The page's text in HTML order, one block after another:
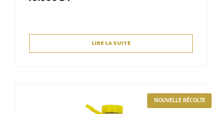
LIRE LA SUITE
NOUVELLE RÉCOLTE